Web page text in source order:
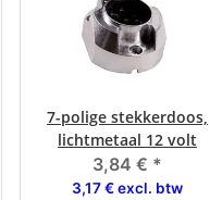
7-polige stekkerdoos,
lichtmetaal 12 volt
3,84 € *
3,17 € excl. btw